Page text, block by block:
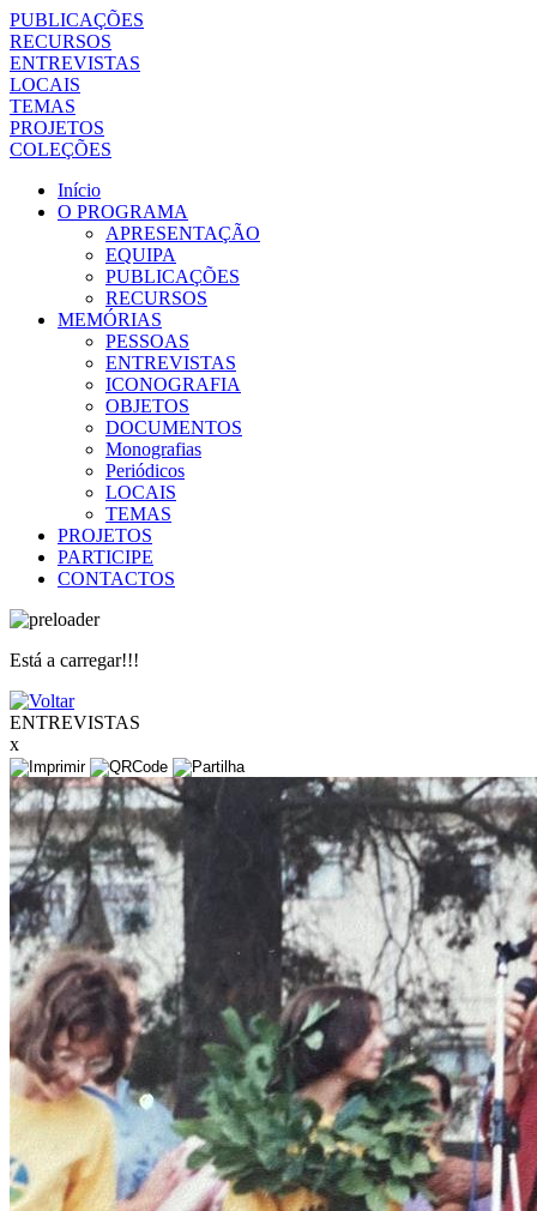
PUBLICAÇÕES
RECURSOS
ENTREVISTAS
LOCAIS
TEMAS
PROJETOS
COLEÇÕES
Início
O PROGRAMA
APRESENTAÇÃO
EQUIPA
PUBLICAÇÕES
RECURSOS
MEMÓRIAS
PESSOAS
ENTREVISTAS
ICONOGRAFIA
OBJETOS
DOCUMENTOS
Monografias
Periódicos
LOCAIS
TEMAS
PROJETOS
PARTICIPE
CONTACTOS
Está a carregar!!!
ENTREVISTAS
x